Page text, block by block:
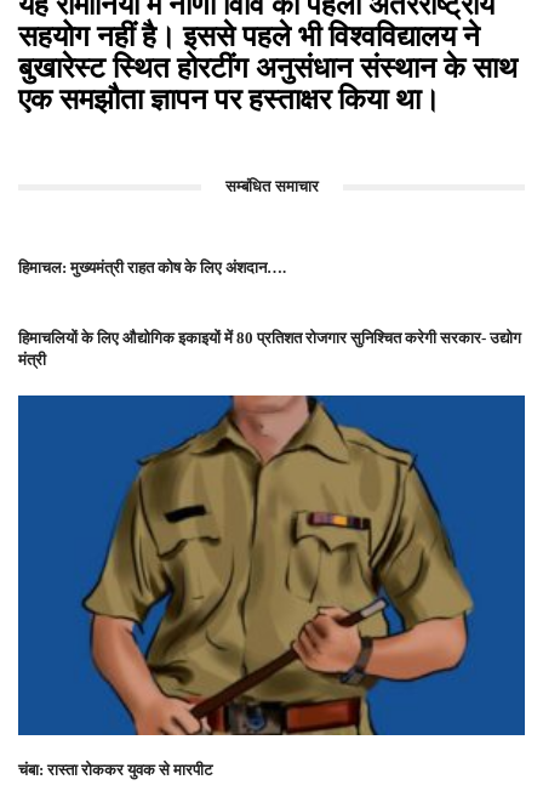
सहयोग नहीं है। इससे पहले भी विश्वविद्यालय ने
बुखारेस्ट स्थित होरटींग अनुसंधान संस्थान के साथ
एक समझौता ज्ञापन पर हस्ताक्षर किया था।
सम्बंधित समाचार
हिमाचल: मुख्यमंत्री राहत कोष के लिए अंशदान….
हिमाचलियों के लिए औद्योगिक इकाइयों में 80 प्रतिशत रोजगार सुनिश्चित करेगी सरकार- उद्योग
मंत्री
चंबा: रास्ता रोककर युवक से मारपीट